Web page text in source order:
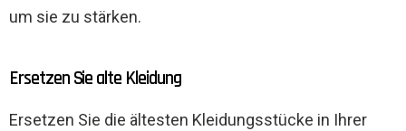
um sie zu stärken.
Ersetzen Sie alte Kleidung
Ersetzen Sie die ältesten Kleidungsstücke in Ihrer